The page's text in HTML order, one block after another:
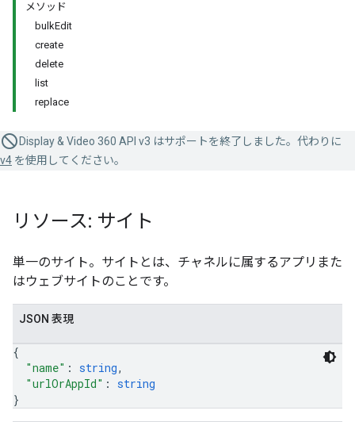
メソッド
bulkEdit
create
delete
list
replace
Display & Video 360 API v3 はサポートを終了しました。代わりに
v4 を使用してください。
リソース: サイト
単一のサイト。サイトとは、チャネルに属するアプリまた
はウェブサイトのことです。
JSON 表現
{
"name" : string,
"urlOrAppId" : string
}